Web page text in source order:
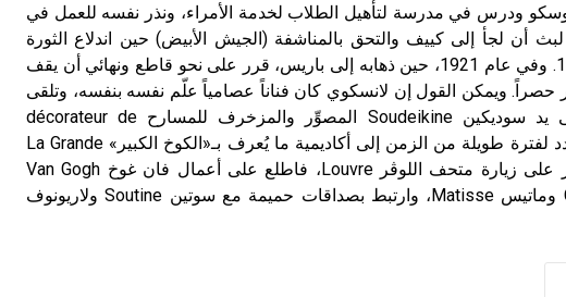
حكموا مدينة إديسا (الرها) من أبجر الأول
وحتى التاسع، وهم ينتسبون إلى أسرة
أوسروين
- هل تعلم أن الأبجدية الكنعانية تتألف من
/22/ علامة كتابية sign تكتب منفصلة
غير متصلة، وتعتمد المبدأ الأكوروفوني،
حيث تقتصر القيمة الصوتية للعلامة الك
ودرس في مدرسة لتأهيل الطلاب لخدمة الأمراء، ونذر نفسه للعمل في
أن لجأ إلى كييف والتحق بالمناشفة (الجيش الأبيض) حين اندلاع الثورة
البلشفية عام 1917. وفي عام 1921، حين ذهابه إلى باريس، قرر على نحو قاطع ونهائي أن يقف
حصراً. ويمكن القول إن لانسكوي كان فناناً عصامياً علّم نفسه بنفسه، وتلقى
أصول المهنة على يد سوديكين Soudeikine المصوِّر والمزخرف للمسارح décorateur de
théâtre. وكان يتردد لفترة طويلة من الزمن إلى أكاديمية ما يُعرف بـ«الكوخ الكبير» La Grande
Chaumière، ويثابر على زيارة متحف اللوڤر Louvre، فاطلع على أعمال فان غوخ Van Gogh
وسيزان Cézanne وماتيس Matisse، وارتبط بصداقات حميمة مع سوتين Soutine ولاريونوف